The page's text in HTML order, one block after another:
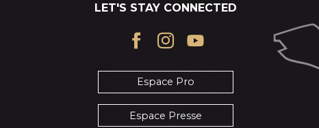
LET'S STAY CONNECTED
Espace Pro
Espace Presse